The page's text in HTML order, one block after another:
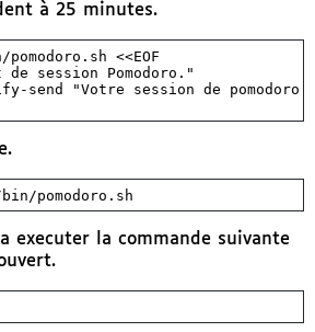
à 25 minutes.
<<EOF
session Pomodoro."
send "Votre session de
pomodoro.sh
executer la commande suivante